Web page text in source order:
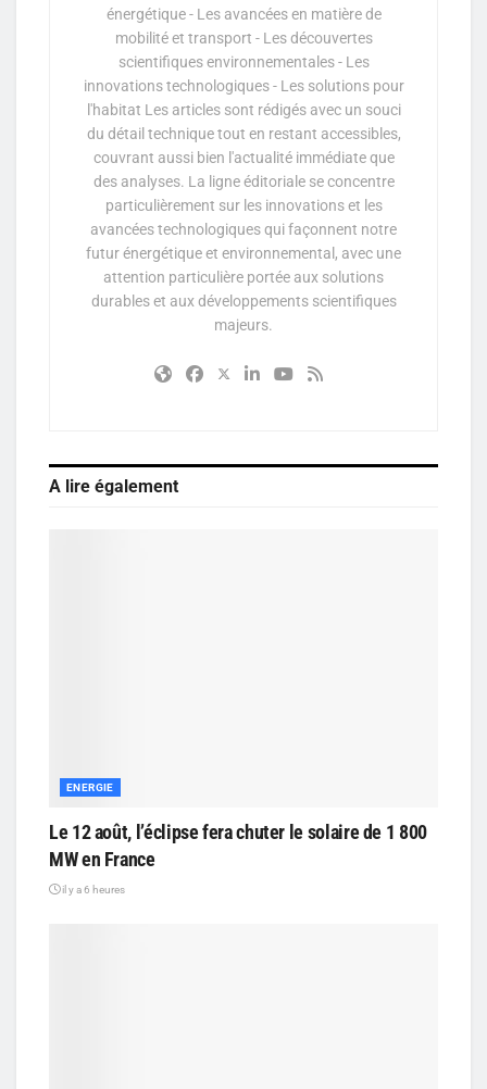
énergétique - Les avancées en matière de
mobilité et transport - Les découvertes
scientifiques environnementales - Les
innovations technologiques - Les solutions pour
l'habitat Les articles sont rédigés avec un souci
du détail technique tout en restant accessibles,
couvrant aussi bien l'actualité immédiate que
des analyses. La ligne éditoriale se concentre
particulièrement sur les innovations et les
avancées technologiques qui façonnent notre
futur énergétique et environnemental, avec une
attention particulière portée aux solutions
durables et aux développements scientifiques
majeurs.
A lire également
ENERGIE
Le 12 août, l’éclipse fera chuter le solaire de 1 800
MW en France
il y a 6 heures